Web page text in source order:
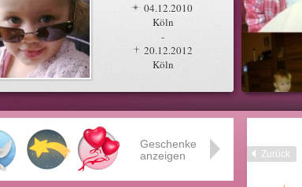
04.12.2010
Köln
-
20.12.2012
Köln
Zurück
Geschenke
anzeigen